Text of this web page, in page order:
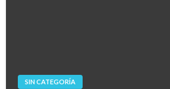
SIN CATEGORÍA